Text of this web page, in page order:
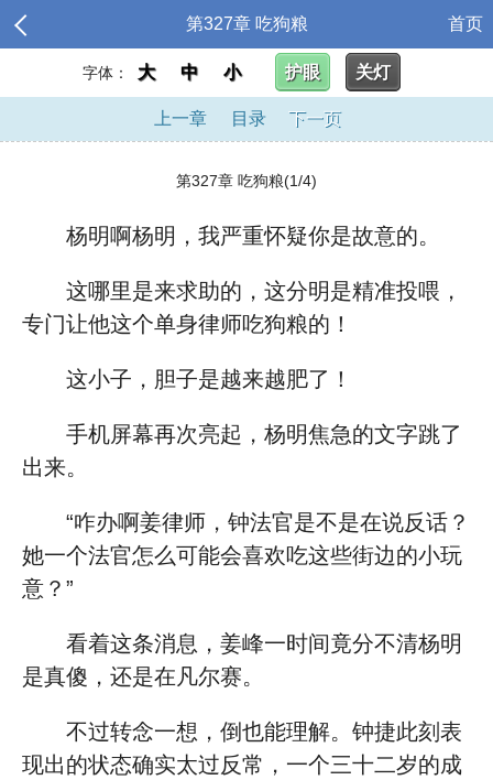
第327章 吃狗粮 首页
字体： 大 中 小 护眼 关灯
上一章 目录 下一页
第327章 吃狗粮(1/4)
杨明啊杨明，我严重怀疑你是故意的。
这哪里是来求助的，这分明是精准投喂，
专门让他这个单身律师吃狗粮的！
这小子，胆子是越来越肥了！
手机屏幕再次亮起，杨明焦急的文字跳了
出来。
“咋办啊姜律师，钟法官是不是在说反话？
她一个法官怎么可能会喜欢吃这些街边的小玩
意？”
看着这条消息，姜峰一时间竟分不清杨明
是真傻，还是在凡尔赛。
不过转念一想，倒也能理解。钟捷此刻表
现出的状态确实太过反常，一个三十二岁的成